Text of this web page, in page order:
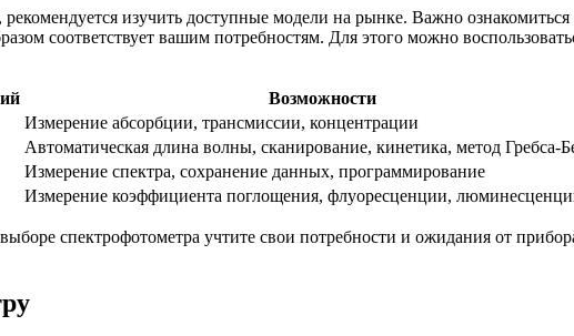
изучить доступные модели на рынке. Важно
соответствует вашим потребностям. Для этого можно
Возможности
Измерение абсорбции, трансмиссии, концентрации
Автоматическая длина волны, сканирование, кинетика, метод Гребса-
Измерение спектра, сохранение данных, программирование
Измерение коэффициента поглощения, флуоресценции,
спектрофотометра учтите свои потребности и ожидания от